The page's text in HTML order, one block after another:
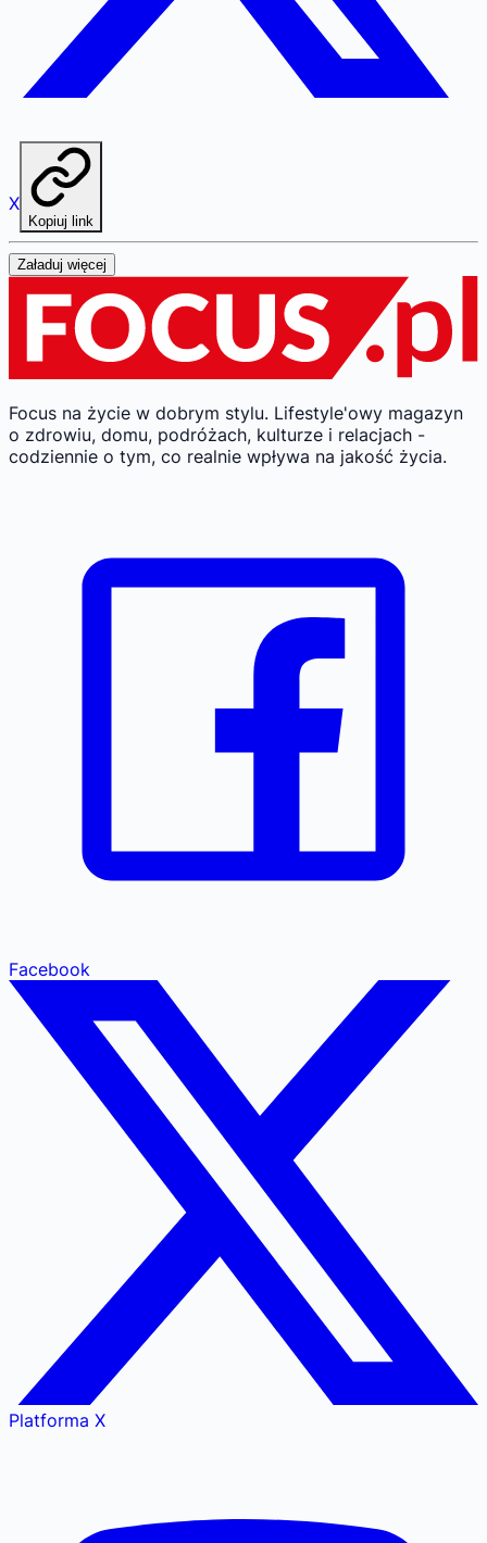
X
Kopiuj link
Załaduj więcej
Focus na życie w dobrym stylu. Lifestyle'owy magazyn
o zdrowiu, domu, podróżach, kulturze i relacjach -
codziennie o tym, co realnie wpływa na jakość życia.
Facebook
Platforma X